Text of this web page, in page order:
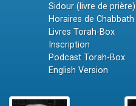
Sidour (livre de prière)
Horaires de Chabbath
Livres Torah-Box
Inscription
Podcast Torah-Box
English Version